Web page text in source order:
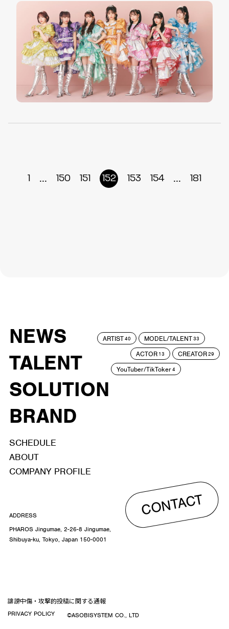
1 ... 150 151 152 153 154 ... 181
NEWS
TALENT
SOLUTION
BRAND
ARTIST40 MODEL/TALENT33
ACTOR 13 CREATOR29
YouTuber/TikToker4
SCHEDULE
ABOUT
COMPANY PROFILE
CONTACT
ADDRESS
PHAROS Jingumae, 2-26-8 Jingumae,
Shibuya-ku, Tokyo, Japan 150-0001
誹謗中傷・攻撃的投稿に関する通報
PRIVACY POLICY
©ASOBISYSTEM CO., LTD